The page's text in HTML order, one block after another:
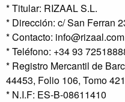
* Titular: RIZAAL S.L.
* Dirección: c/ San Ferran
* Contacto: info@rizaal.com
* Teléfono: +34 93
* Registro Mercantil de
44453, Folio 106, Tomo
* N.I.F: ES-B-08611410